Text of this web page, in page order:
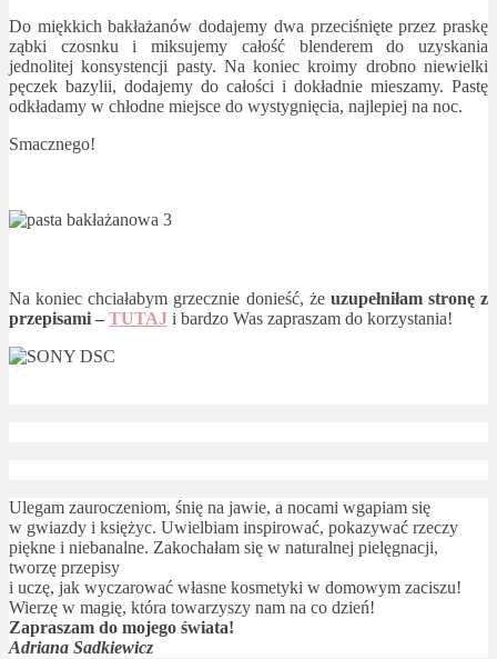
Do miękkich bakłażanów dodajemy dwa przeciśnięte przez praskę
ząbki czosnku i miksujemy całość blenderem do uzyskania
jednolitej konsystencji pasty. Na koniec kroimy drobno niewielki
pęczek bazylii, dodajemy do całości i dokładnie mieszamy. Pastę
odkładamy w chłodne miejsce do wystygnięcia, najlepiej na noc.
Smacznego!
Na koniec chciałabym grzecznie donieść, że uzupełniłam stronę z
przepisami – TUTAJ i bardzo Was zapraszam do korzystania!
Ulegam zauroczeniom, śnię na jawie, a nocami wgapiam się
w gwiazdy i księżyc. Uwielbiam inspirować, pokazywać rzeczy
piękne i niebanalne. Zakochałam się w naturalnej pielęgnacji,
tworzę przepisy
i uczę, jak wyczarować własne kosmetyki w domowym zaciszu!
Wierzę w magię, która towarzyszy nam na co dzień!
Zapraszam do mojego świata!
Adriana Sadkiewicz